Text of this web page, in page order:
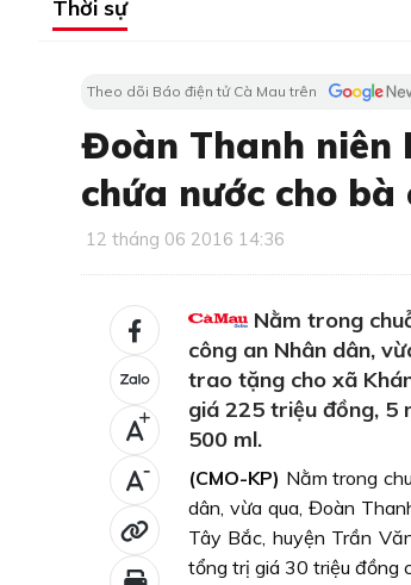
Thời sự
Theo dõi Báo điện tử Cà Mau trên
Đoàn Thanh niên
chứa nước cho
12 tháng 06 2016 14:36
+
-
Nằm trong
công an Nhân dân,
trao tặng cho xã
giá 225 triệu đồng, 5
500 ml.
(CMO-KP) Nằm trong
dân, vừa qua, Đoàn
Tây Bắc, huyện Trần
tổng trị giá 30 triệu đồng